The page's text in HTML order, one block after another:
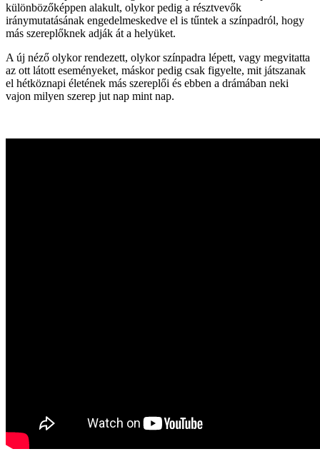
különbözőképpen alakult, olykor pedig a résztvevők
iránymutatásának engedelmeskedve el is tűntek a színpadról, hogy
más szereplőknek adják át a helyüket.
A új néző olykor rendezett, olykor színpadra lépett, vagy megvitatta
az ott látott eseményeket, máskor pedig csak figyelte, mit játszanak
el hétköznapi életének más szereplői és ebben a drámában neki
vajon milyen szerep jut nap mint nap.